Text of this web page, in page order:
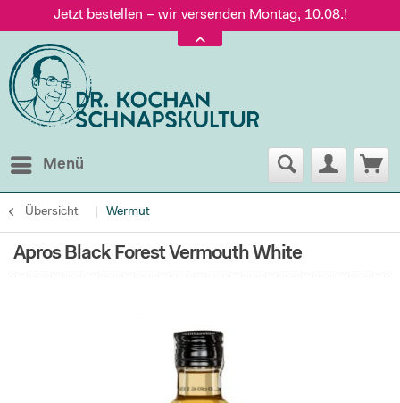
Jetzt bestellen – wir versenden Montag, 10.08.!
Versand nur 5,60 €, gratis ab 95 € Warenwert
Jetzt bestellen – wir versenden Montag, 10.08.!
Menü
Übersicht Wermut
Apros Black Forest Vermouth White